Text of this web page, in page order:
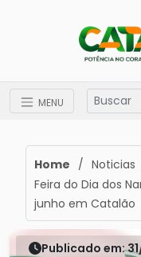
MENU
Home / Noticias
Feira do Dia dos
junho em Catalão
Publicado em: